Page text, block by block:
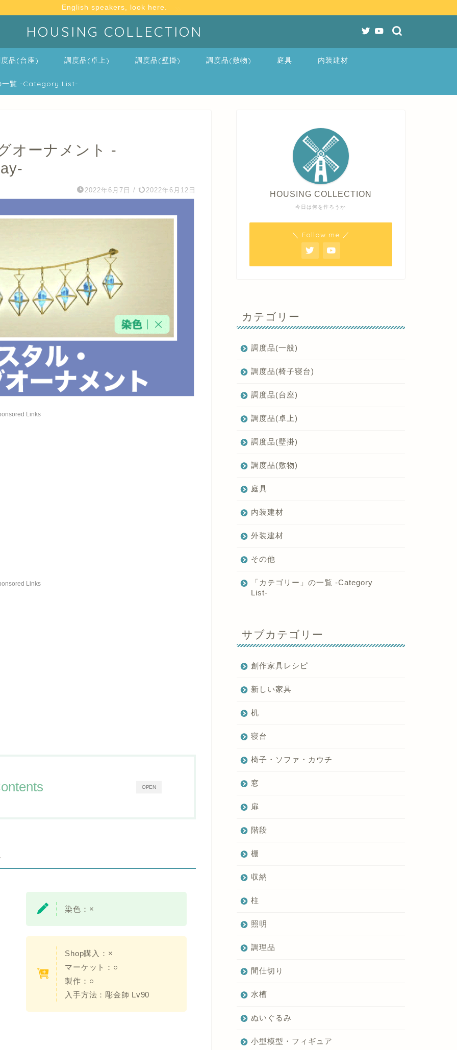
English speakers, look here.
HOUSING COLLECTION
品(台座) 調度品(卓上) 調度品(壁掛) 調度品(敷物) 庭具 内装建材
一覧 -Category List-
オーナメント -
2022年6月7日 / 2022年6月12日
Links
Links
OPEN
染色：×
Shop購入：×
マーケット：○
製作：○
入手方法：彫金師 Lv90
今日は何を作ろうか
HOUSING COLLECTION
＼ Follow me ／
カテゴリー
調度品(一般)
調度品(椅子寝台)
調度品(台座)
調度品(卓上)
調度品(壁掛)
調度品(敷物)
庭具
内装建材
外装建材
その他
「カテゴリー」の一覧 -Category
List-
サブカテゴリー
創作家具レシピ
新しい家具
机
寝台
椅子・ソファ・カウチ
窓
扉
階段
棚
収納
柱
照明
調理品
間仕切り
水槽
ぬいぐるみ
小型模型・フィギュア